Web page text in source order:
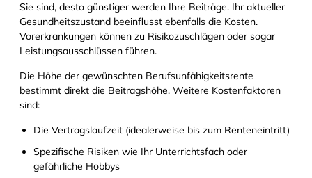
Sie sind, desto günstiger werden Ihre Beiträge. Ihr aktueller
Gesundheitszustand beeinflusst ebenfalls die Kosten.
Vorerkrankungen können zu Risikozuschlägen oder sogar
Leistungsausschlüssen führen.
Die Höhe der gewünschten Berufsunfähigkeitsrente
bestimmt direkt die Beitragshöhe. Weitere Kostenfaktoren
sind:
Die Vertragslaufzeit (idealerweise bis zum Renteneintritt)
Spezifische Risiken wie Ihr Unterrichtsfach oder
gefährliche Hobbys